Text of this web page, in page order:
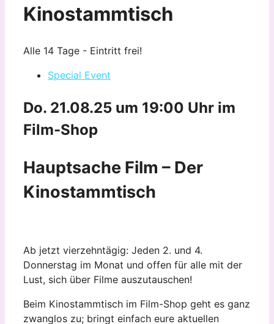
Kinostammtisch
Alle 14 Tage - Eintritt frei!
Special Event
Do. 21.08.25 um 19:00 Uhr im
Film-Shop
Hauptsache Film – Der
Kinostammtisch
Ab jetzt vierzehntägig: Jeden 2. und 4.
Donnerstag im Monat und offen für alle mit der
Lust, sich über Filme auszutauschen!
Beim Kinostammtisch im Film-Shop geht es ganz
zwanglos zu; bringt einfach eure aktuellen